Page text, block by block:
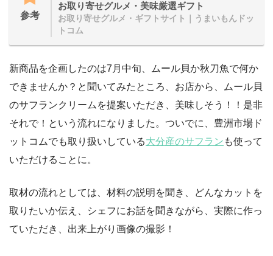
参考
お取り寄せグルメ・美味厳選ギフト
お取り寄せグルメ・ギフトサイト｜うまいもんドッ
トコム
新商品を企画したのは7月中旬、ムール貝か秋刀魚で何か
できませんか？と聞いてみたところ、お店から、ムール貝
のサフランクリームを提案いただき、美味しそう！！是非
それで！という流れになりました。ついでに、豊洲市場ド
ットコムでも取り扱いしている大分産のサフラン も使って
いただけることに。
取材の流れとしては、材料の説明を聞き、どんなカットを
取りたいか伝え、シェフにお話を聞きながら、実際に作っ
ていただき、出来上がり画像の撮影！